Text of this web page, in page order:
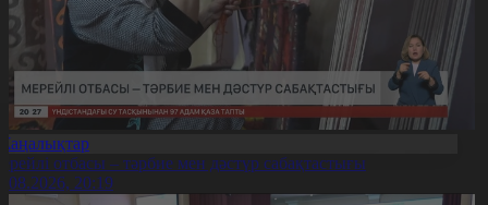
отбасы – тәрбие мен дәстүр сабақтастығы
20:19